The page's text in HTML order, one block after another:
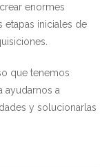
enormes
etapas iniciales de
que tenemos
ayudarnos a
y solucionarlas